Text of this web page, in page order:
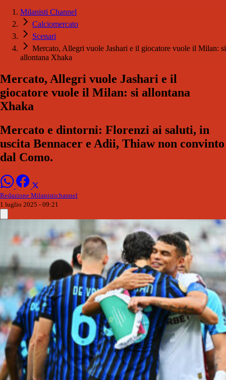
Milanisti Channel
Calciomercato
Scenari
Mercato, Allegri vuole Jashari e il giocatore vuole il Milan: si
allontana Xhaka
Mercato, Allegri vuole Jashari e il
giocatore vuole il Milan: si allontana
Xhaka
Mercato e dintorni: Florenzi ai saluti, in
uscita Bennacer e Adii, Thiaw non convinto
dal Como.
Redazione Milanistichannel
1 luglio 2025 - 09:21